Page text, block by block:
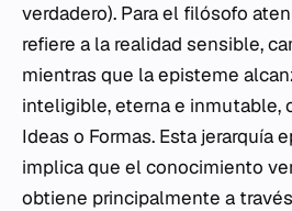
verdadero). Para el filósofo
refiere a la realidad sensible,
mientras que laepisteme
inteligible, eterna e inmutable,
Ideas o Formas. Esta jerarquía
implica que el conocimiento
obtiene principalmente a